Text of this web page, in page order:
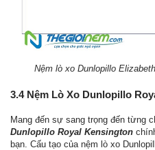
Nệm lò xo Dunlopillo
3.4 Nệm Lò Xo Dunlopillo
Mang đến sự sang trọng đến từng
Dunlopillo Royal Kensington
bạn. Cấu tạo của nệm lò xo